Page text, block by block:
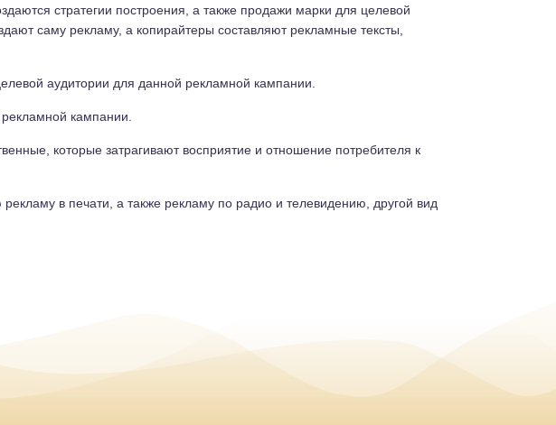
стратегии построения, а также продажи марки для целевой
саму рекламу, а копирайтеры составляют рекламные тексты,
аудитории для данной рекламной кампании.
кампании.
которые затрагивают восприятие и отношение потребителя к
в печати, а также рекламу по радио и телевидению, другой вид